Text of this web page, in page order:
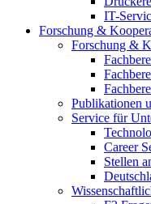
IT-
Forschung &
Forschung &
Publikationen
Service für
Career
Stellen